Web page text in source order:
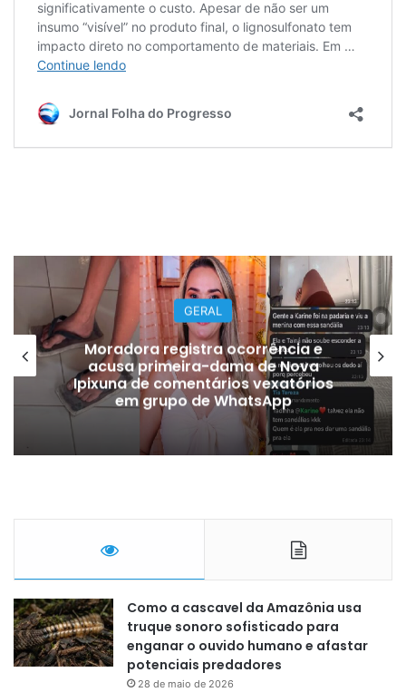
GERAL
Moradora registra ocorrência e
acusa primeira-dama de Nova
Ipixuna de comentários vexatórios
em grupo de WhatsApp
Como a cascavel da Amazônia usa
truque sonoro sofisticado para
enganar o ouvido humano e afastar
potenciais predadores
28 de maio de 2026